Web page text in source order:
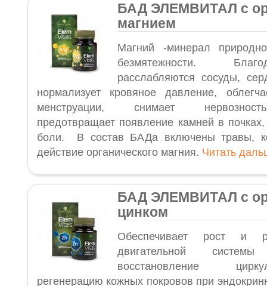
БАД ЭЛЕМВИТАЛ с
магнием
Магний -минерал
безмятежности.
расслабляются сосуды,
нормализует кровяное давление,
менструации, снимает
предотвращает появление камней в
боли. В состав БАДа включены травы,
действие органического магния. Читать
БАД ЭЛЕМВИТАЛ с
цинком
Обеспечивает рост и
двигательной
восстановление
регенерацию кожных покровов при